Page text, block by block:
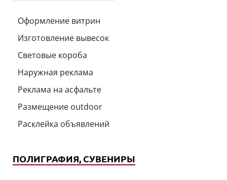
Оформление витрин
Изготовление вывесок
Световые короба
Наружная реклама
Реклама на асфальте
Размещение outdoor
Расклейка объявлений
ПОЛИГРАФИЯ, СУВЕНИРЫ